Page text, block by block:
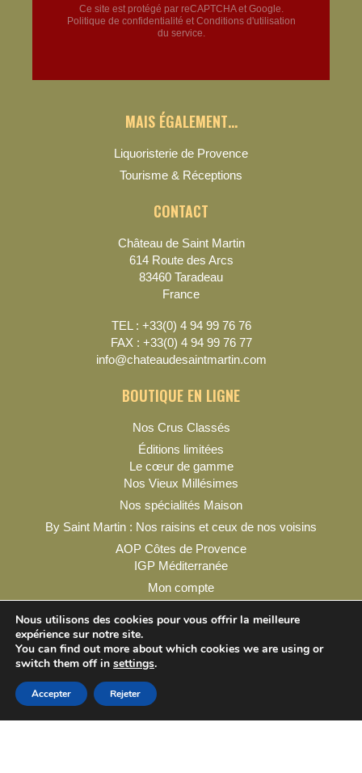
Ce site est protégé par reCAPTCHA et Google.
Politique de confidentialité et Conditions d'utilisation
du service.
MAIS ÉGALEMENT…
Liquoristerie de Provence
Tourisme & Réceptions
CONTACT
Château de Saint Martin
614 Route des Arcs
83460 Taradeau
France
TEL : +33(0) 4 94 99 76 76
FAX : +33(0) 4 94 99 76 77
info@chateaudesaintmartin.com
BOUTIQUE EN LIGNE
Nos Crus Classés
Éditions limitées
Le cœur de gamme
Nos Vieux Millésimes
Nos spécialités Maison
By Saint Martin : Nos raisins et ceux de nos voisins
AOP Côtes de Provence
IGP Méditerranée
Mon compte
Mentions légales
Conditions générales de vente
Contact & infos pratiques
Nous utilisons des cookies pour vous offrir la meilleure
expérience sur notre site.
You can find out more about which cookies we are using or
switch them off in settings.
Accepter Rejeter